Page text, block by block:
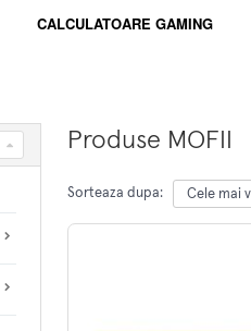
CALCULATOARE GAMING
Produse MOFII
Sorteaza dupa: